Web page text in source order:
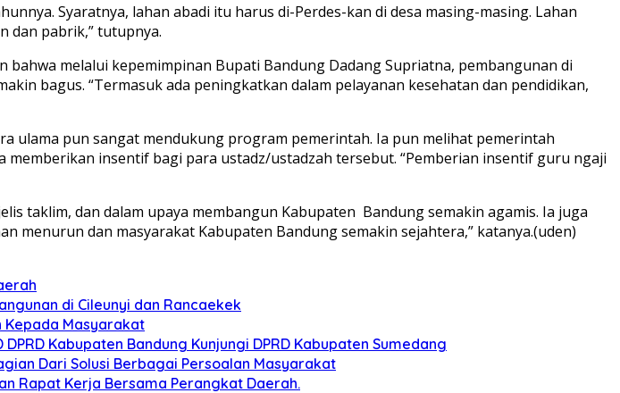
Syaratnya, lahan abadi itu harus di-Perdes-kan di desa masing-masing. Lahan
dan pabrik,” tutupnya.
bahwa melalui kepemimpinan Bupati Bandung Dadang Supriatna, pembangunan di
bagus. “Termasuk ada peningkatkan dalam pelayanan kesehatan dan pendidikan,
ulama pun sangat mendukung program pemerintah. Ia pun melihat pemerintah
insentif bagi para ustadz/ustadzah tersebut. “Pemberian insentif guru ngaji
taklim, dan dalam upaya membangun Kabupaten Bandung semakin agamis. Ia juga
menurun dan masyarakat Kabupaten Bandung semakin sejahtera,” katanya.(uden)
di Cileunyi dan Rancaekek
Kepada Masyarakat
Kabupaten Bandung Kunjungi DPRD Kabupaten Sumedang
Dari Solusi Berbagai Persoalan Masyarakat
Rapat Kerja Bersama Perangkat Daerah.